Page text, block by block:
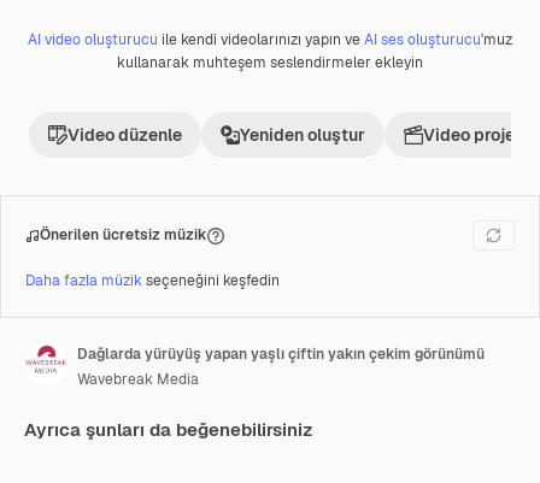
Premium
AI video oluşturucu ile kendi videolarınızı yapın veAI ses oluşturucu'muz
kullanarak muhteşem seslendirmeler ekleyin
Video düzenle Yeniden oluştur Video projesi
Önerilen ücretsiz müzik
Daha fazla müzikseçeneğini keşfedin
Dağlarda yürüyüş yapan yaşlı çiftin yakın çekim görünümü
Wavebreak Media
Ayrıca şunları da beğenebilirsiniz